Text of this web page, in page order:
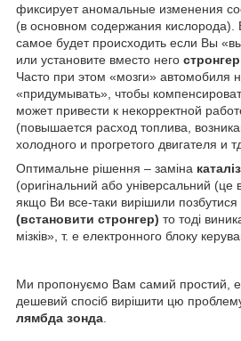
фиксирует аномальные изменения
(в основном содержания кислорода).
самое будет происходить если Вы
или установите вместо него
Часто при этом «мозги» автомобиля
«придумывать», чтобы
может привести к некорректной
(повышается расход топлива,
холодного и прогретого двигателя и
Оптимальне рішення – заміна
(оригінальний або універсальний
якщо Ви все-таки вирішили позбутися
(встановити стронгер) то тоді
мізків», т. е електронного блоку
Ми пропонуємо Вам самий простий,
дешевий спосіб вирішити цю
лямбда зонда